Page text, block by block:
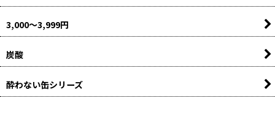
3,000〜3,999円
炭酸
酔わない缶シリーズ